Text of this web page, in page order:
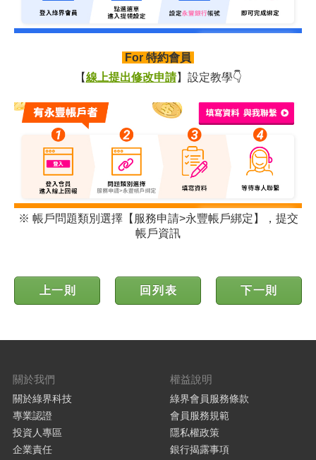
For 特約會員
【線上提出修改申請】 設定教學👇
※ 帳戶問題類別選擇【服務申請>永豐帳戶綁定】，提交
帳戶資訊
上一則 回列表 下一則
關於我們
關於綠界科技
專業認證
投資人專區
企業責任
權益說明
綠界會員服務條款
會員服務規範
隱私權政策
銀行揭露事項